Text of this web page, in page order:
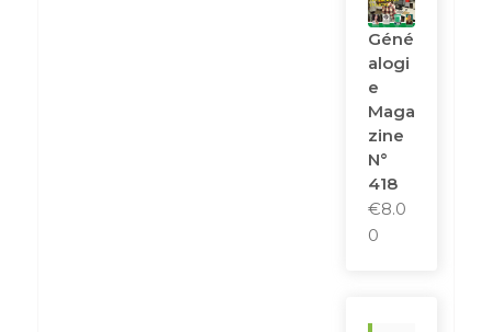
Géné
Alogi
E
Maga
Zine
N°
418
€8.0
0